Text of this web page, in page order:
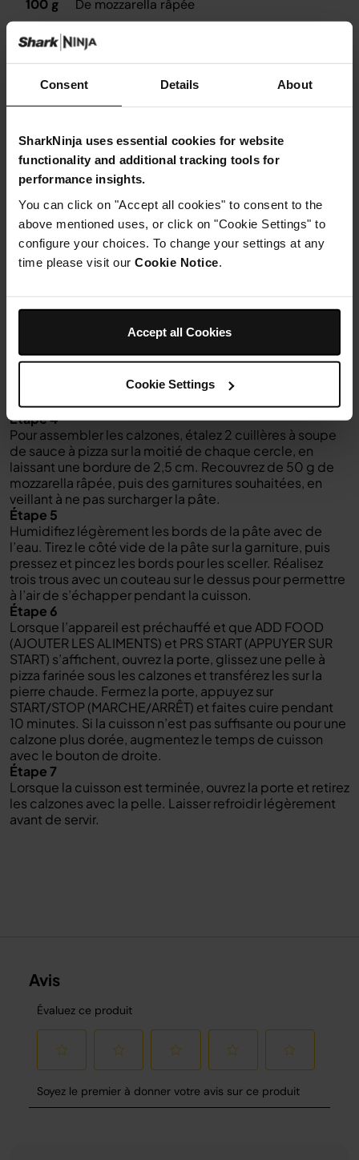
Consent Details About
SharkNinja uses essential cookies for website
functionality and additional tracking tools for
performance insights.
You can click on "Accept all cookies" to consent to the
above mentioned uses, or click on "Cookie Settings" to
configure your choices. To change your settings at any
time please visit our Cookie Notice
Accept all Cookies
Cookie Settings
100 g
De mozzarella râpée
1 cuillère à soupe
Instructions
Étape 1
Installez la pierre à pizza dans le four et fermez la porte.
Étape 2
Appuyez sur MODE jusqu’à ce que PIZZA (PIZZA) soit
sélectionné, tournez le bouton pour sélectionner
sur 200 °C et la durée sur 10 minutes. Appuyez sur
préchauffage (il dure environ 10 minutes).
Étape 3
main pour former deux cercles de 25 cm de diamètre et
d’une épaisseur d’environ 3 mm.
Étape 4
Pour assembler les calzones, étalez 2 cuillères à soupe
de sauce à pizza sur la moitié de chaque cercle, en
laissant une bordure de 2,5 cm. Recouvrez de 50 g de
mozzarella râpée, puis des garnitures souhaitées, en
veillant à ne pas surcharger la pâte.
Étape 5
Humidifiez légèrement les bords de la pâte avec de
l’eau. Tirez le côté vide de la pâte sur la garniture, puis
pressez et pincez les bords pour les sceller. Réalisez
trois trous avec un couteau sur le dessus pour permettre
à l’air de s’échapper pendant la cuisson.
Étape 6
Lorsque l’appareil est préchauffé et que ADD FOOD
(AJOUTER LES ALIMENTS) et PRS START (APPUYER SUR
START) s’affichent, ouvrez la porte, glissez une pelle à
pizza farinée sous les calzones et transférez les sur la
pierre chaude. Fermez la porte, appuyez sur
START/STOP (MARCHE/ARRÊT) et faites cuire pendant
10 minutes. Si la cuisson n’est pas suffisante ou pour une
calzone plus dorée, augmentez le temps de cuisson
avec le bouton de droite.
Étape 7
Lorsque la cuisson est terminée, ouvrez la porte et retirez
les calzones avec la pelle. Laisser refroidir légèrement
avant de servir.